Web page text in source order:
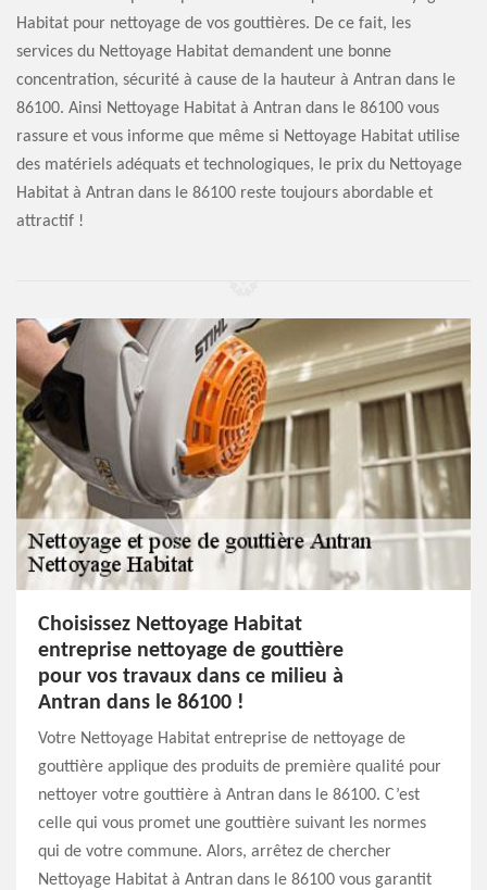
Habitat pour nettoyage de vos gouttières. De ce fait, les
services du Nettoyage Habitat demandent une bonne
concentration, sécurité à cause de la hauteur à Antran dans le
86100. Ainsi Nettoyage Habitat à Antran dans le 86100 vous
rassure et vous informe que même si Nettoyage Habitat utilise
des matériels adéquats et technologiques, le prix du Nettoyage
Habitat à Antran dans le 86100 reste toujours abordable et
attractif !
Choisissez Nettoyage Habitat
entreprise nettoyage de gouttière
pour vos travaux dans ce milieu à
Antran dans le 86100 !
Votre Nettoyage Habitat entreprise de nettoyage de
gouttière applique des produits de première qualité pour
nettoyer votre gouttière à Antran dans le 86100. C’est
celle qui vous promet une gouttière suivant les normes
qui de votre commune. Alors, arrêtez de chercher
Nettoyage Habitat à Antran dans le 86100 vous garantit